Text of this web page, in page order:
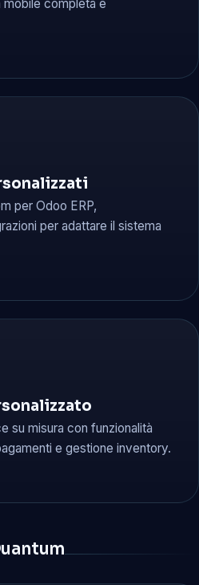
mobile completa e
per Odoo ERP,
per adattare il sistema
su misura con funzionalità
e gestione inventory.